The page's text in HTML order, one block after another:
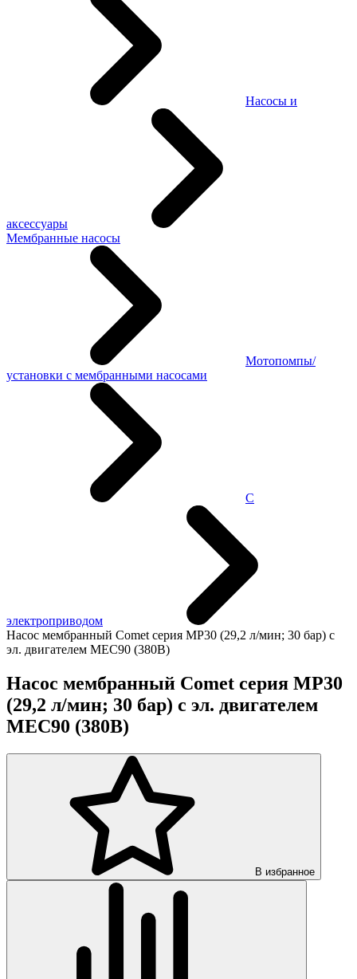
Насосы и
аксессуары
Мембранные насосы
Мотопомпы/
установки с мембранными насосами
С
электроприводом
Насос мембранный Comet серия MP30 (29,2 л/мин; 30 бар) с
эл. двигателем MEC90 (380В)
Насос мембранный Comet серия MP30
(29,2 л/мин; 30 бар) с эл. двигателем
MEC90 (380В)
В избранное